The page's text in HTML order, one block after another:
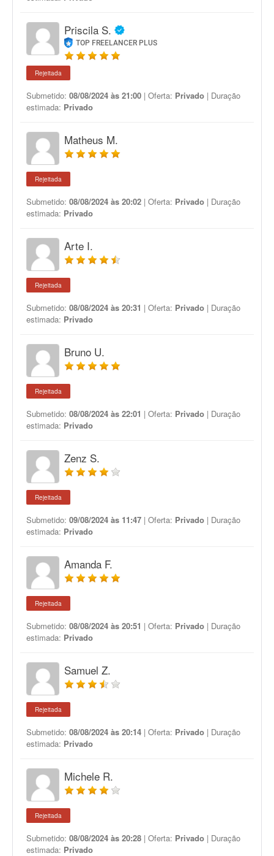
Priscila S.
TOP FREELANCER PLUS
Rejeitada
Submetido: 08/08/2024 às 21:00 | Oferta: Privado | Duração
estimada: Privado
Matheus M.
Rejeitada
Submetido: 08/08/2024 às 20:02 | Oferta: Privado | Duração
estimada: Privado
Arte I.
Rejeitada
Submetido: 08/08/2024 às 20:31 | Oferta: Privado | Duração
estimada: Privado
Bruno U.
Rejeitada
Submetido: 08/08/2024 às 22:01 | Oferta: Privado | Duração
estimada: Privado
Zenz S.
Rejeitada
Submetido: 09/08/2024 às 11:47 | Oferta: Privado | Duração
estimada: Privado
Amanda F.
Rejeitada
Submetido: 08/08/2024 às 20:51 | Oferta: Privado | Duração
estimada: Privado
Samuel Z.
Rejeitada
Submetido: 08/08/2024 às 20:14 | Oferta: Privado | Duração
estimada: Privado
Michele R.
Rejeitada
Submetido: 08/08/2024 às 20:28 | Oferta: Privado | Duração
estimada: Privado